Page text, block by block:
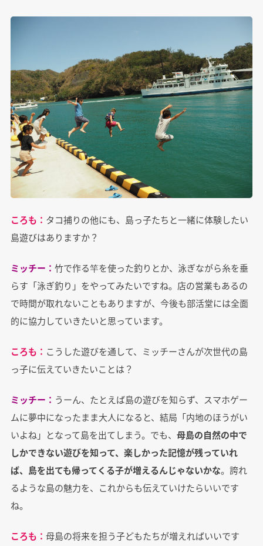
ころも： タコ捕りの他にも、島っ子たちと一緒に体験したい
島遊びはありますか？
ミッチー： 竹で作る竿を使った釣りとか、泳ぎながら糸を垂
らす「泳ぎ釣り」をやってみたいですね。店の営業もあるの
で時間が取れないこともありますが、今後も部活堂には全面
的に協力していきたいと思っています。
ころも： こうした遊びを通して、ミッチーさんが次世代の島
っ子に伝えていきたいことは？
ミッチー： うーん、たとえば島の遊びを知らず、スマホゲー
ムに夢中になったまま大人になると、結局「内地のほうがい
いよね」となって島を出てしまう。でも、 母島の自然の中で
しかできない遊びを知って、楽しかった記憶が残っていれ
ば、島を出ても帰ってくる子が増えるんじゃないかな。誇れ
るような島の魅力を、これからも伝えていけたらいいです
ね。
ころも： 母島の将来を担う子どもたちが増えればいいです